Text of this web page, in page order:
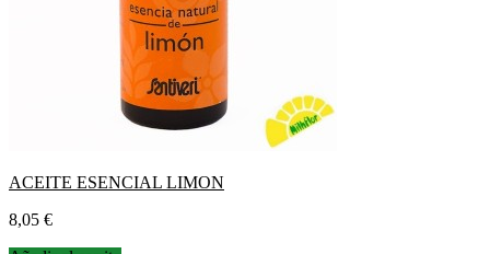
ACEITE ESENCIAL LIMON
Precio
8,05 €